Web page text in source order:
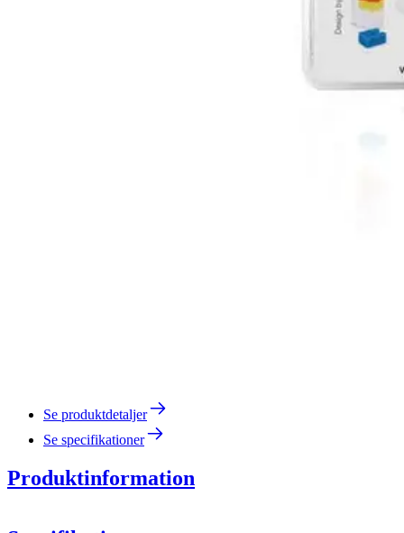
Se produktdetaljer
Se specifikationer
Produktinformation